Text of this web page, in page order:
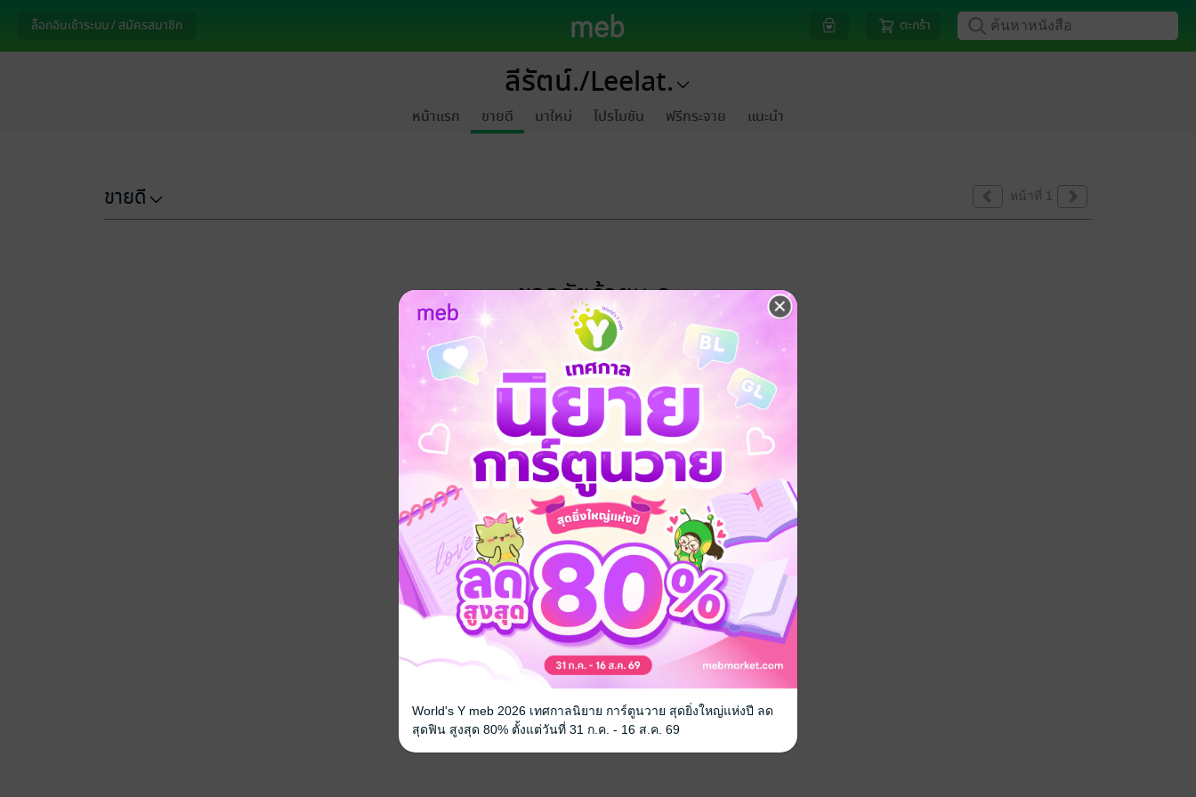
ล็อกอินเข้าระบบ / สมัครสมาชิก ตะกร้า
ลีรัตน์./Leelat.
หน้าแรก ขายดี มาใหม่ โปรโมชัน ฟรีกระจาย แนะนำ
ขายดี หน้าที่ 1
ขออภัยด้วยนะคะ
ไม่พบข้อมูลในหัวข้อที่คุณกำลังชมค่ะ
World's Y meb 2026 เทศกาลนิยาย การ์ตูนวาย สุดยิ่งใหญ่แห่งปี ลด
สุดฟิน สูงสุด 80% ตั้งแต่วันที่ 31 ก.ค. - 16 ส.ค. 69